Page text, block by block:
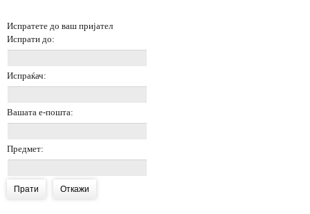
Испратете до ваш пријател
Испрати до:
Испраќач:
Вашата е-пошта:
Предмет:
Прати Откажи